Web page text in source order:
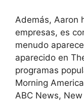
Además, Aaron
empresas, es
menudo
aparecido en
programas
Morning
ABC News, New